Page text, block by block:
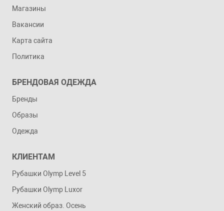
Магазины
Вакансии
Карта сайта
Политика
БРЕНДОВАЯ ОДЕЖДА
Бренды
Образы
Одежда
КЛИЕНТАМ
Рубашки Olymp Level 5
Рубашки Olymp Luxor
Женский образ. Осень